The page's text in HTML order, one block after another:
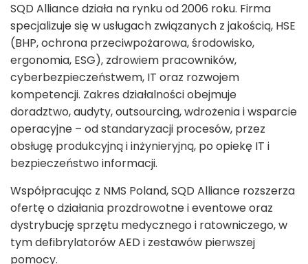
SQD Alliance działa na rynku od 2006 roku. Firma
specjalizuje się w usługach związanych z jakością, HSE
(BHP, ochrona przeciwpożarowa, środowisko,
ergonomia, ESG), zdrowiem pracowników,
cyberbezpieczeństwem, IT oraz rozwojem
kompetencji. Zakres działalności obejmuje
doradztwo, audyty, outsourcing, wdrożenia i wsparcie
operacyjne – od standaryzacji procesów, przez
obsługę produkcyjną i inżynieryjną, po opiekę IT i
bezpieczeństwo informacji.
Współpracując z NMS Poland, SQD Alliance rozszerza
ofertę o działania prozdrowotne i eventowe oraz
dystrybucję sprzętu medycznego i ratowniczego, w
tym defibrylatorów AED i zestawów pierwszej
pomocy.